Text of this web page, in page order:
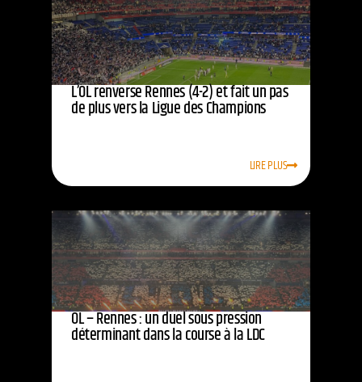
L’OL renverse Rennes (4-2) et fait un pas
de plus vers la Ligue des Champions
LIRE PLUS
OL – Rennes : un duel sous pression
déterminant dans la course à la LDC